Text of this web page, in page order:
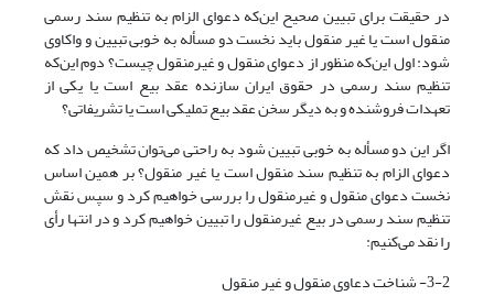
در حقیقت برای تبیین صحیح این‌که دعوای الزام به تنظیم سند رسمی
منقول است یا غیر منقول باید نخست دو مسأله به خوبی تبیین و واکاوی
شود: اول این‌که منظور از دعوای منقول و غیرمنقول چیست؟ دوم این‌که
تنظیم سند رسمی در حقوق ایران سازنده عقد بیع است یا یکی از
تعهدات فروشنده و به دیگر سخن عقد بیع تملیکی است یا تشریفاتی؟
اگر این دو مسأله به خوبی تبیین شود به راحتی می‌توان تشخیص داد که
دعوای الزام به تنظیم سند منقول است یا غیر منقول؟ بر همین اساس
نخست دعوای منقول و غیرمنقول را بررسی خواهیم کرد و سپس نقش
تنظیم سند رسمی در بیع غیرمنقول را تبیین خواهیم کرد و در انتها رأی
را نقد می‌کنیم:
3-2- شناخت دعاوی منقول و غیر منقول